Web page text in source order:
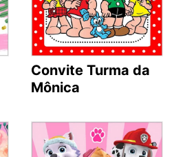
Convite Turma da
Mônica